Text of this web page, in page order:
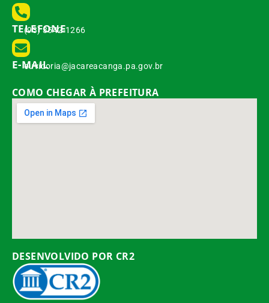
TELEFONE
(93) 3542-1266
E-MAIL
ouvidoria@jacareacanga.pa.gov.br
COMO CHEGAR À PREFEITURA
DESENVOLVIDO POR CR2